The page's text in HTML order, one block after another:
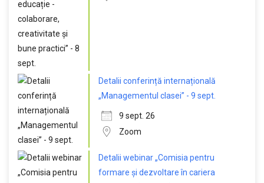
Detalii conferință internațională
„Managementul clasei” - 9 sept.
9 sept. 26
Zoom
Detalii webinar „Comisia pentru
formare și dezvoltare în cariera